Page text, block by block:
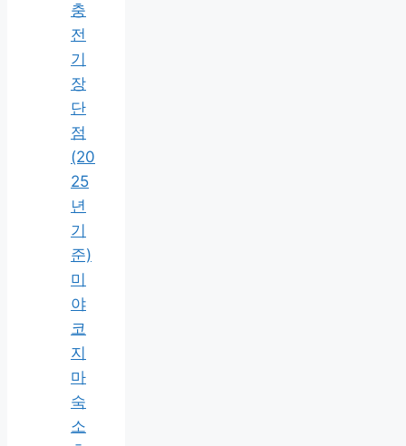
충
전
기
장
단
점
(20
25
년
기
준)
미
야
코
지
마
숙
소